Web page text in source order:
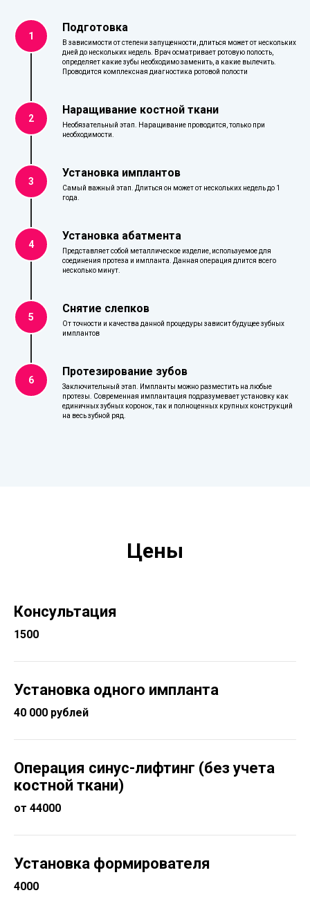
1
Подготовка
В зависимости от степени запущенности, длиться может от нескольких
дней до нескольких недель. Врач осматривает ротовую полость,
определяет какие зубы необходимо заменить, а какие вылечить.
Проводится комплексная диагностика ротовой полости
2
Наращивание костной ткани
Необязательный этап. Наращивание проводится, только при
необходимости.
3
Установка имплантов
Самый важный этап. Длиться он может от нескольких недель до 1
года.
4
Установка абатмента
Представляет собой металлическое изделие, используемое для
соединения протеза и импланта. Данная операция длится всего
несколько минут.
5
Снятие слепков
От точности и качества данной процедуры зависит будущее зубных
имплантов
6
Протезирование зубов
Заключительный этап. Импланты можно разместить на любые
протезы. Современная имплантация подразумевает установку как
единичных зубных коронок, так и полноценных крупных конструкций
на весь зубной ряд.
Цены
Консультация
1500
Установка одного импланта
40 000 рублей
Операция синус-лифтинг (без учета
костной ткани)
от 44000
Установка формирователя
4000